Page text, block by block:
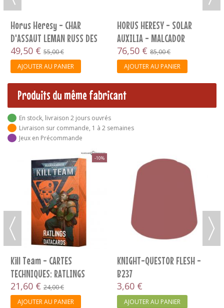
- SOLAR
€
PANIER
Produits du même fabricant
En stock, livraison 2 jours ouvrés
Livraison sur commande, 1 à 2 semaines
Jeux en Précommande
-10%
Kill Team - CARTES
TECHNIQUES: RATLINGS
(FRANCAIS)
21,60 € 24,00 €
AJOUTER AU PANIER
KNIGHT-QUESTOR FLESH -
B237
3,60 €
AJOUTER AU PANIER